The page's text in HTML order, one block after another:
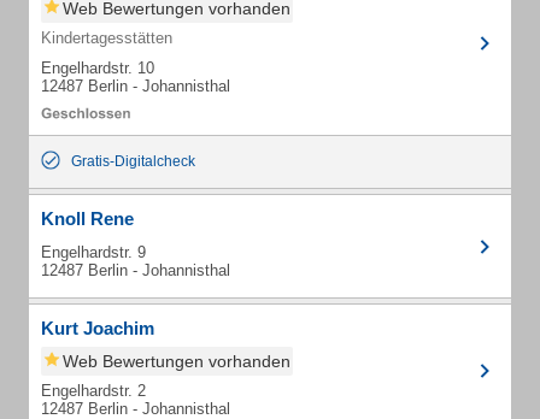
Web Bewertungen vorhanden
Kindertagesstätten
Engelhardstr. 10
12487 Berlin - Johannisthal
Gratis-Digitalcheck
Knoll Rene
Engelhardstr. 9
12487 Berlin - Johannisthal
Kurt Joachim
Web Bewertungen vorhanden
Engelhardstr. 2
12487 Berlin - Johannisthal